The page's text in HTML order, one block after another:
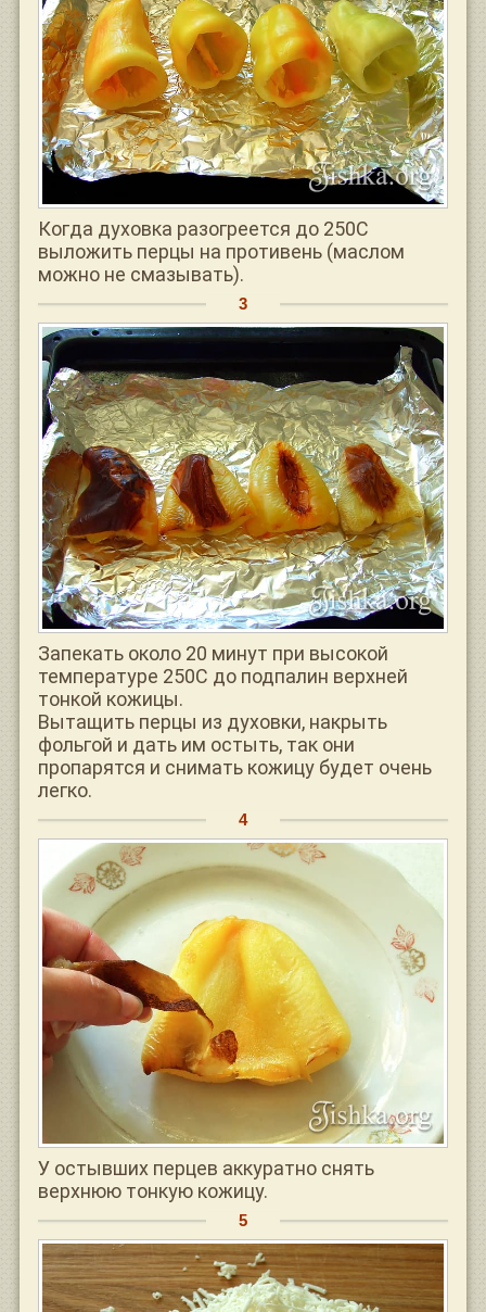
Когда духовка разогреется до 250С
выложить перцы на противень (маслом
можно не смазывать).
Запекать около 20 минут при высокой
температуре 250С до подпалин верхней
тонкой кожицы.
Вытащить перцы из духовки, накрыть
фольгой и дать им остыть, так они
пропарятся и снимать кожицу будет очень
легко.
У остывших перцев аккуратно снять
верхнюю тонкую кожицу.